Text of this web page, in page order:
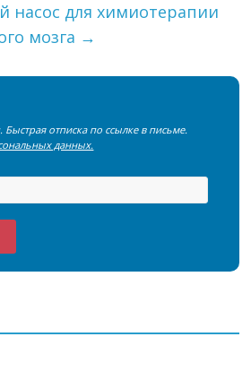
насос для химиотерапии
мозга →
Быстрая отписка по ссылке в письме.
данных.